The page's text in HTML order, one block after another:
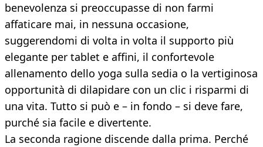
benevolenza si preoccupasse di non farmi
affaticare mai, in nessuna occasione,
suggerendomi di volta in volta il supporto più
elegante per tablet e affini, il confortevole
allenamento dello yoga sulla sedia o la vertiginosa
opportunità di dilapidare con un clic i risparmi di
una vita. Tutto si può e – in fondo – si deve fare,
purché sia facile e divertente.
La seconda ragione discende dalla prima. Perché